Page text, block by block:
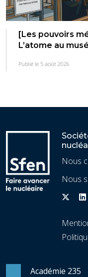
[Les pouvoirs
L’atome au
Publié le 5 août 2026
Nous
Nous
Académie 235